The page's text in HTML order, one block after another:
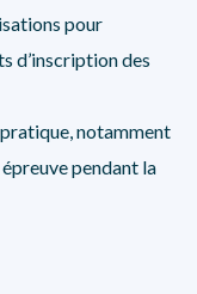
pour
d’inscription des
notamment
pendant la